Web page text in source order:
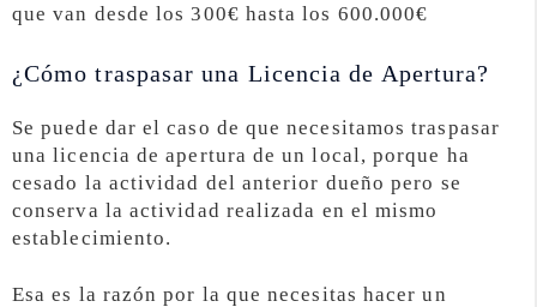
que van desde los 300€ hasta los 600.000€
¿Cómo traspasar una Licencia de Apertura?
Se puede dar el caso de que necesitamos traspasar
una licencia de apertura de un local, porque ha
cesado la actividad del anterior dueño pero se
conserva la actividad realizada en el mismo
establecimiento.
Esa es la razón por la que necesitas hacer un